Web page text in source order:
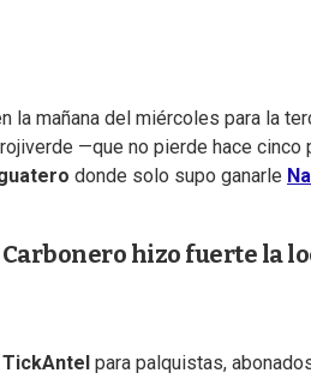
la mañana del miércoles para la
—que no pierde hace
donde solo supo ganarle
hizo fuerte la
TickAntel para palquistas,